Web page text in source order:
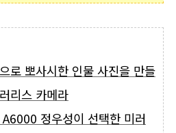
로 뽀사시한 인물 사진을 만들
리스 카메라
정우성이 선택한 미러